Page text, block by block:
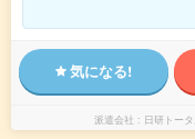
気になる!
派遣会社 日研トー